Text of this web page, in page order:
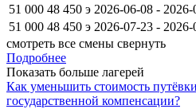
51 000 48 450 э 2026-06-08 - 2026-
51 000 48 450 э 2026-07-23 - 2026-
смотреть все смены свернуть
Подробнее
Показать больше лагерей
Как уменьшить стоимость
государственной компенсации?